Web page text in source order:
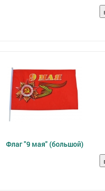
Флаг "9 мая" (большой)